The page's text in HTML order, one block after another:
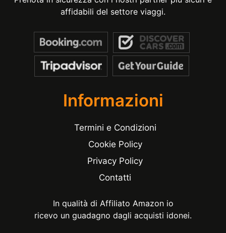
affidabili del settore viaggi.
Informazioni
Termini e Condizioni
Cookie Policy
Privacy Policy
Contatti
In qualità di Affiliato Amazon io
ricevo un guadagno dagli acquisti idonei.